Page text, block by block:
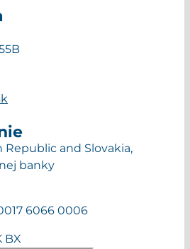
Republic and Slovakia,
banky
6066 0006
BX